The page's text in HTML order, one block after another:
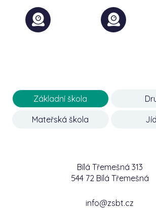
Základní škola
Mateřská škola
Bílá Třemešná 313
544 72 Bílá Třemešná
info@zsbt.cz